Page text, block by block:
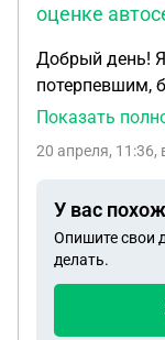
оценке
Добрый день!
потерпевшим,
бумаге, т.к.
оценке
100 тыс.по
сумму в 50
действий?
Показать
20 апреля, 11:36,
У вас
Опишите свои
делать.